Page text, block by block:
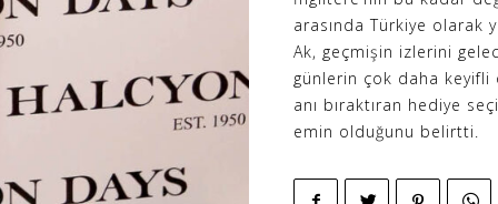
arasında Türkiye olarak
Ak, geçmişin izlerini
günlerin çok daha keyifli
anı bıraktıran hediye
emin olduğunu belirtti.